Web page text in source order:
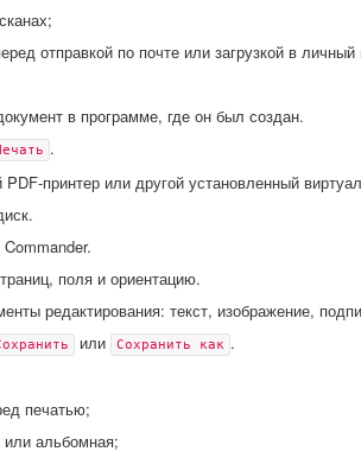
отправкой по почте или загрузкой в личный
в программе, где он был создан.
.
принтер или другой установленный
поля и ориентацию.
редактирования: текст, изображение,
или Сохранить как .
печатью;
или альбомная;